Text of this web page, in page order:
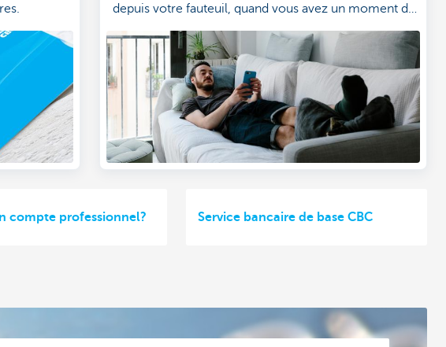
depuis votre fauteuil, quand vous avez un moment de
libre.
compte professionnel? Service bancaire de base CBC